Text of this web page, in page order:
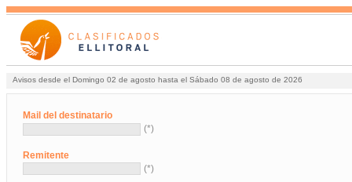
Avisos desde el Domingo 02 de agosto hasta el Sábado 08 de agosto de 2026
Mail del destinatario
(*)
Remitente
(*)